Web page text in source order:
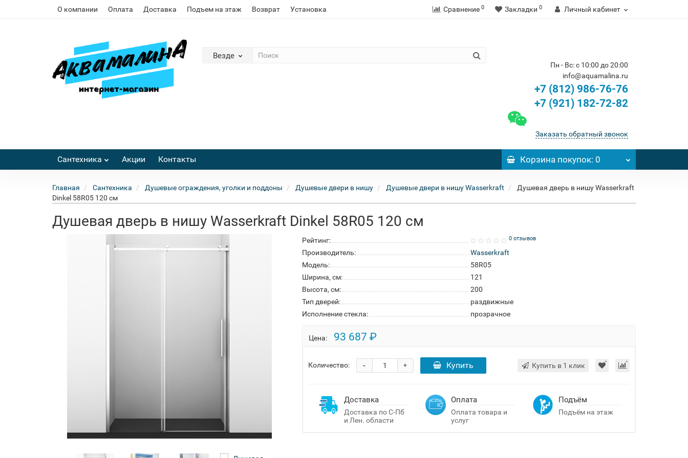
О компании Оплата Доставка Подъем на этаж Возврат Установка Сравнение 0 Закладки 0 Личный кабинет
Везде
Пн - Вс: с 10:00 до 20:00
info@aquamalina.ru
+7 (812) 986-76-76
+7 (921) 182-72-82
Заказать обратный звонок
Сантехника Акции Контакты Корзинапокупок: 0
Главная Сантехника Душевые ограждения, уголки и поддоны Душевые двери в нишу Душевые двери в нишу Wasserkraft
Душевая дверь в нишу Wasserkraft
Dinkel 58R05 120 см
Душевая дверь в нишу Wasserkraft Dinkel 58R05 120 см
Рейтинг: 0 отзывов
Производитель:
Wasserkraft
Модель:
58R05
Ширина, см:
121
Высота, см:
200
Тип дверей:
раздвижные
Исполнение стекла:
прозрачное
Цена: 93 687 ₽
Количество: +
- Купить Купить в 1 клик
Доставка
Доставка по С-Пб
и Лен. области
Оплата
Оплата товара и
услуг
Подъём
Подъём на этаж